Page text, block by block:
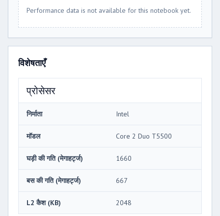
Performance data is not available for this notebook yet.
विशेषताएँ
प्रोसेसर
निर्माता Intel
मॉडल Core 2 Duo T5500
घड़ी की गति (मेगाहर्ट्ज) 1660
बस की गति (मेगाहर्ट्ज) 667
L2 कैश (KB) 2048